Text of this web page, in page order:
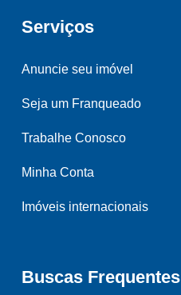
Serviços
Anuncie seu imóvel
Seja um Franqueado
Trabalhe Conosco
Minha Conta
Imóveis internacionais
Buscas Frequentes